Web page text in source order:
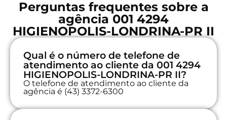
Perguntas frequentes sobre a
agência 001 4294
HIGIENOPOLIS-LONDRINA-PR II
Qual é o número de telefone de
atendimento ao cliente da 001 4294
HIGIENOPOLIS-LONDRINA-PR II?
O telefone de atendimento ao cliente da
agência é (43) 3372-6300